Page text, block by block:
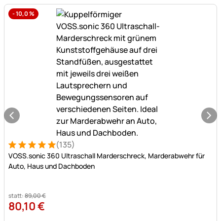
bis
zu
-10,0%
Bewertung: 5 von 5 (135 Bewertungen)
135 Bewertungen
(135)
VOSS.sonic 360 Ultraschall Marderschreck, Marderabwehr für
Auto, Haus und Dachboden
statt:89,00€
80,10€